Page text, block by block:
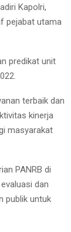
Kapolri,
pejabat utama
predikat unit
terbaik dan
kinerja
masyarakat
PANRB di
dan
publik untuk